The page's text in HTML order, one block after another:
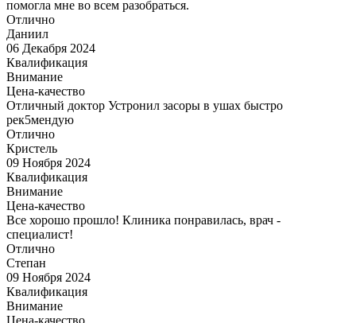
помогла мне во всем разобраться.
Отлично
Даниил
06 Декабря 2024
Квалификация
Внимание
Цена-качество
Отличный доктор Устронил засоры в ушах быстро
рек5мендую
Отлично
Кристель
09 Ноября 2024
Квалификация
Внимание
Цена-качество
Все хорошо прошло! Клиника понравилась, врач -
специалист!
Отлично
Степан
09 Ноября 2024
Квалификация
Внимание